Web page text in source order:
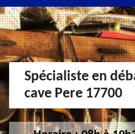
Spécialiste en
cave Pere 17700